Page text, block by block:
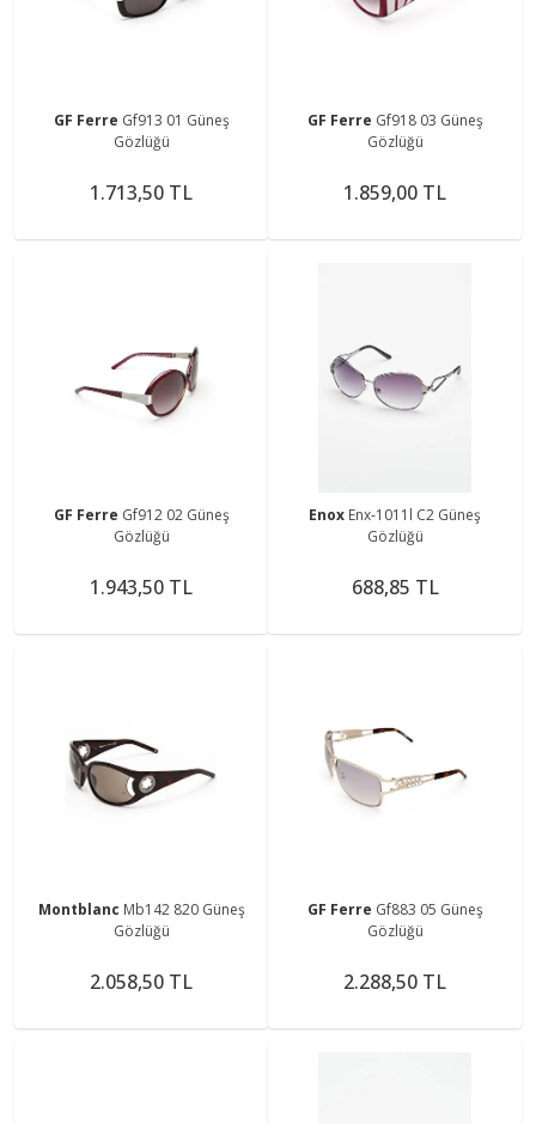
GF Ferre Gf913 01 Güneş
Gözlüğü
1.713,50 TL
GF Ferre Gf918 03 Güneş
Gözlüğü
1.859,00 TL
GF Ferre Gf912 02 Güneş
Gözlüğü
1.943,50 TL
Enox Enx-1011l C2 Güneş
Gözlüğü
688,85 TL
Montblanc Mb142 820 Güneş
Gözlüğü
2.058,50 TL
GF Ferre Gf883 05 Güneş
Gözlüğü
2.288,50 TL